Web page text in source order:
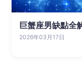
巨蟹座男缺點全
2026年03月17日